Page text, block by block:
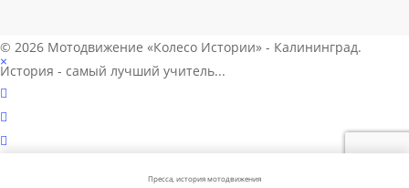
© 2026 Мотодвижение «Колесо Истории» - Калининград.
История - самый лучший учитель...
vk
telegram
phone
Пресса, история мотодвижения
×